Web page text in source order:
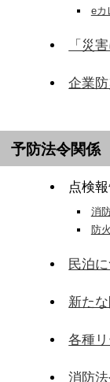
eカ
「災
企業防
予防法令関係
点検
消
防
民泊
新た
各種
消防